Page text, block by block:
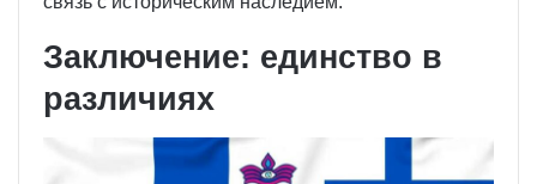
Заключение: единство в
различиях